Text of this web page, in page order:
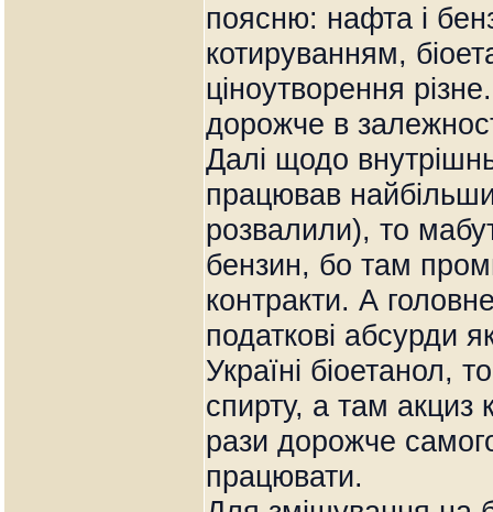
поясню: нафта і
котируванням,
ціноутворення
дорожче в
Далі щодо
працював
розвалили), то
бензин, бо там
контракти. А
податкові абсурди
Україні біоетанол,
спирту, а там акциз
рази дорожче
працювати.